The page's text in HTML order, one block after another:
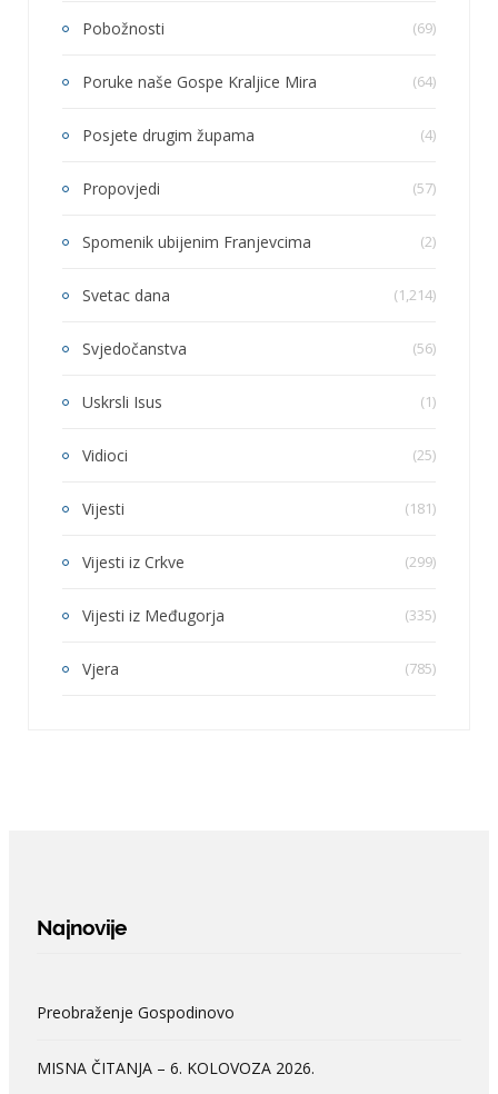
Pobožnosti (69)
Poruke naše Gospe Kraljice Mira (64)
Posjete drugim župama (4)
Propovjedi (57)
Spomenik ubijenim Franjevcima (2)
Svetac dana (1,214)
Svjedočanstva (56)
Uskrsli Isus (1)
Vidioci (25)
Vijesti (181)
Vijesti iz Crkve (299)
Vijesti iz Međugorja (335)
Vjera (785)
Najnovije
Preobraženje Gospodinovo
MISNA ČITANJA – 6. KOLOVOZA 2026.